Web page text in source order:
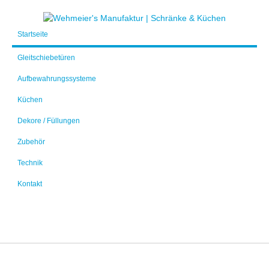
Startseite
Gleitschiebetüren
Aufbewahrungssysteme
Küchen
Dekore / Füllungen
Zubehör
Technik
Kontakt